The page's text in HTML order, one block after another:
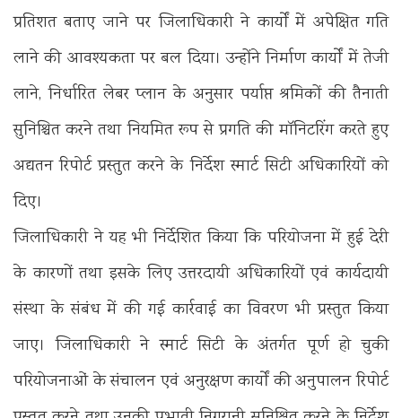
प्रतिशत बताए जाने पर जिलाधिकारी ने कार्यों में अपेक्षित गति
लाने की आवश्यकता पर बल दिया। उन्होंने निर्माण कार्यों में तेजी
लाने, निर्धारित लेबर प्लान के अनुसार पर्याप्त श्रमिकों की तैनाती
सुनिश्चित करने तथा नियमित रूप से प्रगति की मॉनिटरिंग करते हुए
अद्यतन रिपोर्ट प्रस्तुत करने के निर्देश स्मार्ट सिटी अधिकारियों को
दिए।
जिलाधिकारी ने यह भी निर्देशित किया कि परियोजना में हुई देरी
के कारणों तथा इसके लिए उत्तरदायी अधिकारियों एवं कार्यदायी
संस्था के संबंध में की गई कार्रवाई का विवरण भी प्रस्तुत किया
जाए। जिलाधिकारी ने स्मार्ट सिटी के अंतर्गत पूर्ण हो चुकी
परियोजनाओं के संचालन एवं अनुरक्षण कार्यों की अनुपालन रिपोर्ट